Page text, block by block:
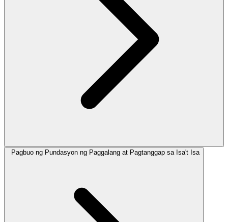
Pagbuo ng Pundasyon ng Paggalang at Pagtanggap sa Isa't Isa